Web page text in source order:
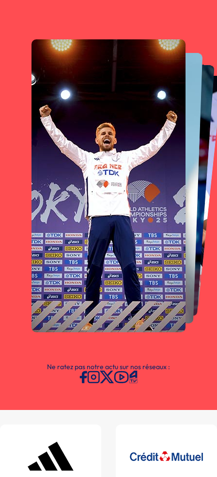
Ne ratez pas notre actu sur nos réseaux :